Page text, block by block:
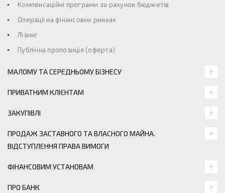
Компенсаційні програми за рахунок бюджетів
Операції на фінансових ринках
Лізинг
Публічна пропозиція (оферта)
МАЛОМУ ТА СЕРЕДНЬОМУ БІЗНЕСУ
ПРИВАТНИМ КЛІЄНТАМ
ЗАКУПІВЛІ
ПРОДАЖ ЗАСТАВНОГО ТА ВЛАСНОГО МАЙНА.
ВІДСТУПЛЕННЯ ПРАВА ВИМОГИ
ФІНАНСОВИМ УСТАНОВАМ
ПРО БАНК